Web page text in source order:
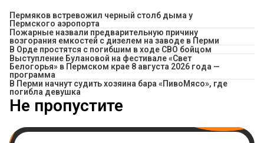
Пермяков встревожил черный столб дыма у
Пермского аэропорта
Пожарные назвали предварительную причину
возгорания емкостей с дизелем на заводе в Перми
В Орде простятся с погибшим в ходе СВО бойцом
Выступление Булановой на фестивале «Свет
Белогорья» в Пермском крае 8 августа 2026 года —
программа
​В Перми начнут судить хозяина бара «ПивоМясо», где
погибла девушка
Не пропустите